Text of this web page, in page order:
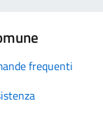
frequenti